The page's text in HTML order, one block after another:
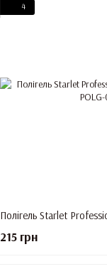
4
Полігель Starlet
215 грн